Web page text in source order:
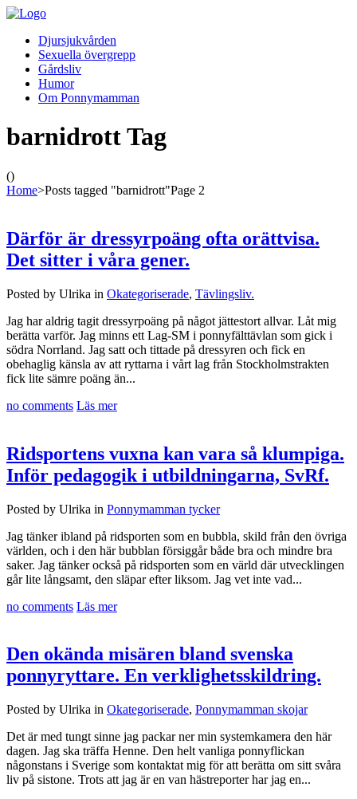
Djursjukvården
Sexuella övergrepp
Gårdsliv
Humor
Om Ponnymamman
barnidrott Tag
()
Home>Posts tagged "barnidrott"Page 2
Därför är dressyrpoäng ofta orättvisa.
Det sitter i våra gener.
Posted by Ulrika in Okategoriserade, Tävlingsliv.
Jag har aldrig tagit dressyrpoäng på något jättestort allvar. Låt mig
berätta varför. Jag minns ett Lag-SM i ponnyfälttävlan som gick i
södra Norrland. Jag satt och tittade på dressyren och fick en
obehaglig känsla av att ryttarna i vårt lag från Stockholmstrakten
fick lite sämre poäng än...
no comments Läs mer
Ridsportens vuxna kan vara så klumpiga.
Inför pedagogik i utbildningarna, SvRf.
Posted by Ulrika in Ponnymamman tycker
Jag tänker ibland på ridsporten som en bubbla, skild från den övriga
världen, och i den här bubblan försiggår både bra och mindre bra
saker. Jag tänker också på ridsporten som en värld där utvecklingen
går lite långsamt, den släpar efter liksom. Jag vet inte vad...
no comments Läs mer
Den okända misären bland svenska
ponnyryttare. En verklighetsskildring.
Posted by Ulrika in Okategoriserade, Ponnymamman skojar
Det är med tungt sinne jag packar ner min systemkamera den här
dagen. Jag ska träffa Henne. Den helt vanliga ponnyflickan
någonstans i Sverige som kontaktat mig för att berätta om sitt svåra
liv på sistone. Trots att jag är en van hästreporter har jag en...